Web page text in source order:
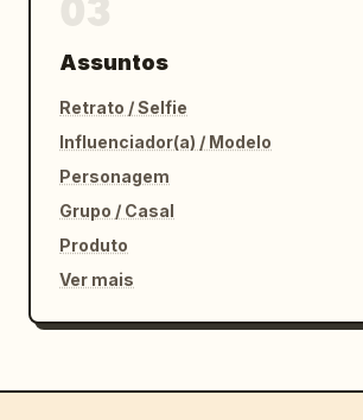
Assuntos
Retrato / Selfie
Influenciador(a) / Modelo
Personagem
Grupo / Casal
Produto
Ver mais